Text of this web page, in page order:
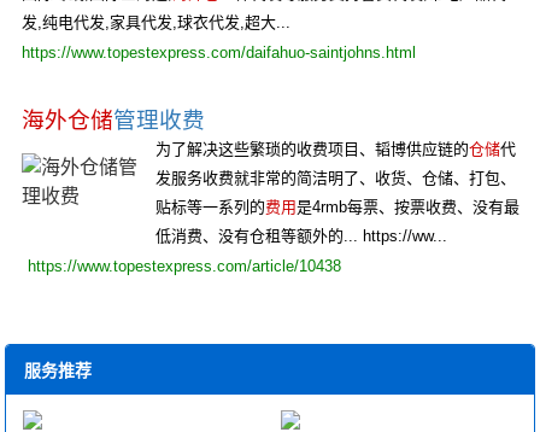
发,纯电代发,家具代发,球衣代发,超大...
https://www.topestexpress.com/daifahuo-saintjohns.html
海外仓储管理收费
为了解决这些繁琐的收费项目、韬博供应链的仓储代
发服务收费就非常的简洁明了、收货、仓储、打包、
贴标等一系列的费用是4rmb每票、按票收费、没有最
低消费、没有仓租等额外的... https://ww...
https://www.topestexpress.com/article/10438
服务推荐